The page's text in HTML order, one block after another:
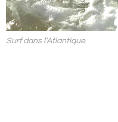
Surf dans l’Atlantique